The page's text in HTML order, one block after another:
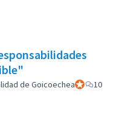
de GoicoecheaParticipant
10